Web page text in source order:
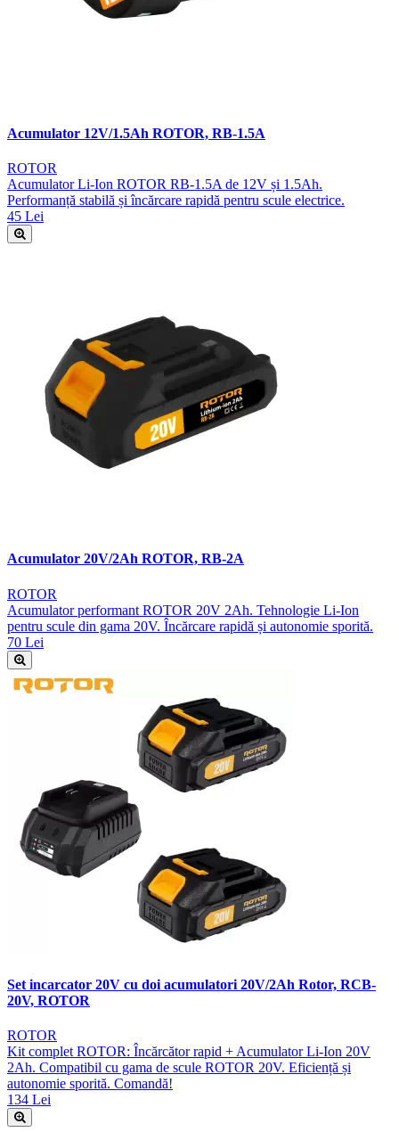
Acumulator 12V/1.5Ah ROTOR, RB-1.5A
ROTOR
Acumulator Li-Ion ROTOR RB-1.5A de 12V și 1.5Ah.
Performanță stabilă și încărcare rapidă pentru scule electrice.
45 Lei
Acumulator 20V/2Ah ROTOR, RB-2A
ROTOR
Acumulator performant ROTOR 20V 2Ah. Tehnologie Li-Ion
pentru scule din gama 20V. Încărcare rapidă și autonomie sporită.
70 Lei
Set incarcator 20V cu doi acumulatori 20V/2Ah Rotor, RCB-
20V, ROTOR
ROTOR
Kit complet ROTOR: Încărcător rapid + Acumulator Li-Ion 20V
2Ah. Compatibil cu gama de scule ROTOR 20V. Eficiență și
autonomie sporită. Comandă!
134 Lei